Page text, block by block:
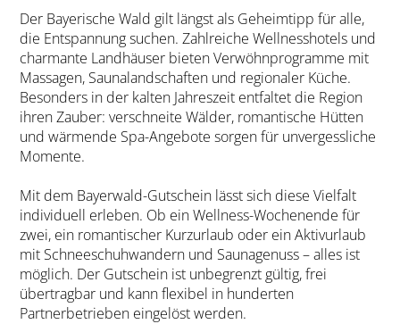
Der Bayerische Wald gilt längst als Geheimtipp für alle,
die Entspannung suchen. Zahlreiche Wellnesshotels und
charmante Landhäuser bieten Verwöhnprogramme mit
Massagen, Saunalandschaften und regionaler Küche.
Besonders in der kalten Jahreszeit entfaltet die Region
ihren Zauber: verschneite Wälder, romantische Hütten
und wärmende Spa-Angebote sorgen für unvergessliche
Momente.
Mit dem Bayerwald-Gutschein lässt sich diese Vielfalt
individuell erleben. Ob ein Wellness-Wochenende für
zwei, ein romantischer Kurzurlaub oder ein Aktivurlaub
mit Schneeschuhwandern und Saunagenuss – alles ist
möglich. Der Gutschein ist unbegrenzt gültig, frei
übertragbar und kann flexibel in hunderten
Partnerbetrieben eingelöst werden.